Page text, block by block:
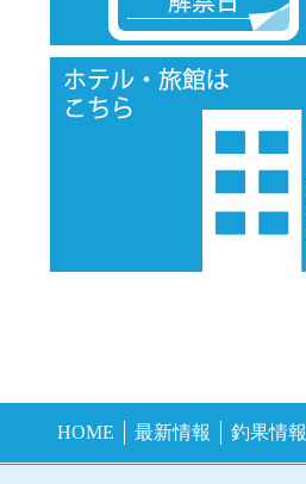
HOME 最新情報 釣果情報